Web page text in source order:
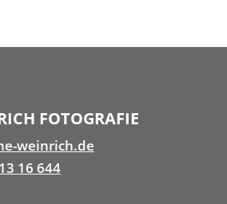
FOTOGRAFIE
weinrich.de
16 644